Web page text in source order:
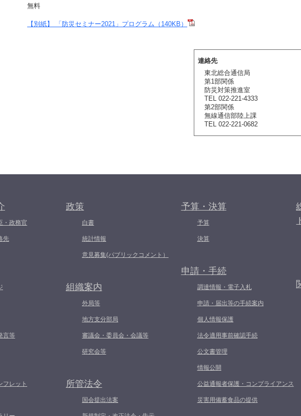
無料
【別紙】 「防災セミナー2021」プログラム（140KB）
連絡先
東北総合通信局
第1部関係
防災対策推進室
TEL 022-221-4333
第2部関係
無線通信部陸上課
TEL 022-221-0682
・政務官
先
言等
フレット
政策
白書
統計情報
意見募集(パブリックコメント）
組織案内
外局等
地方支分部局
審議会・委員会・会議等
研究会等
所管法令
国会提出法案
予算・決算
予算
決算
申請・手続
調達情報・電子入札
申請・届出等の手続案内
個人情報保護
法令適用事前確認手続
公文書管理
情報公開
公益通報者保護・コンプライアンス
災害用備蓄食品の提供